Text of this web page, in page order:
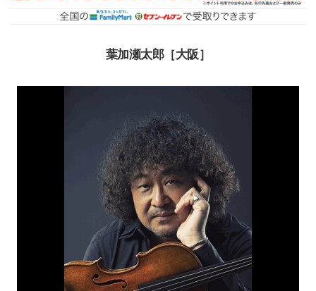
葉加瀬太郎［大阪］